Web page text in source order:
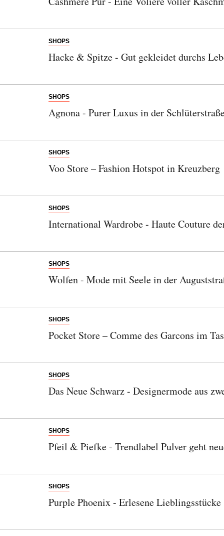
SHOPS
Hacke & Spitze - Gut gekleidet durchs
SHOPS
Agnona - Purer Luxus in der
SHOPS
Voo Store – Fashion Hotspot in Kreuzberg
SHOPS
International Wardrobe - Haute Couture
SHOPS
Wolfen - Mode mit Seele in der
SHOPS
Pocket Store – Comme des Garcons im
SHOPS
Das Neue Schwarz - Designermode aus
SHOPS
Pfeil & Piefke - Trendlabel Pulver geht
SHOPS
Purple Phoenix - Erlesene Lieblingsstücke